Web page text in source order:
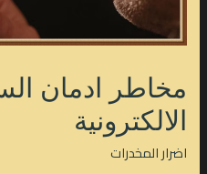
مخاطر ادمان
الالكترونية
اضرار المخدرات